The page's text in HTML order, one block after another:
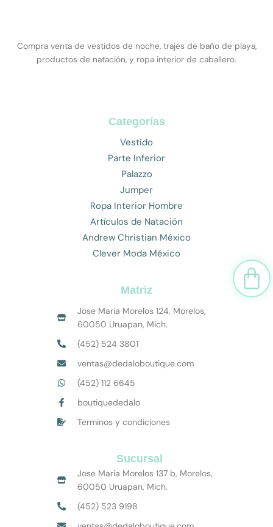
Compra venta de vestidos de noche, trajes de baño de playa,
productos de natación, y ropa interior de caballero.
Categorías
Vestido
Parte Inferior
Palazzo
Jumper
Ropa Interior Hombre
Artículos de Natación
Andrew Christian México
Clever Moda México
Matriz
Jose Maria Morelos 124, Morelos,
60050 Uruapan, Mich.
(452) 524 3801
ventas@dedaloboutique.com
(452) 112 6645
boutiquededalo
Terminos y condiciones
Sucursal
Jose Maria Morelos 137 b, Morelos,
60050 Uruapan, Mich.
(452) 523 9198